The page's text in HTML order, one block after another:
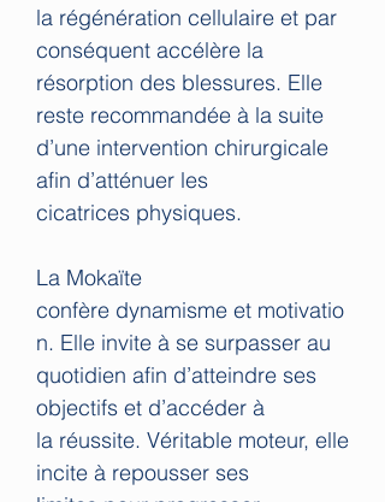
la régénération cellulaire et par
conséquent accélère la
résorption des blessures. Elle
reste recommandée à la suite
d’une intervention chirurgicale
afin d’atténuer les
cicatrices physiques.
La Mokaïte
confère dynamisme et motivatio
n. Elle invite à se surpasser au
quotidien afin d’atteindre ses
objectifs et d’accéder à
la réussite. Véritable moteur, elle
incite à repousser ses